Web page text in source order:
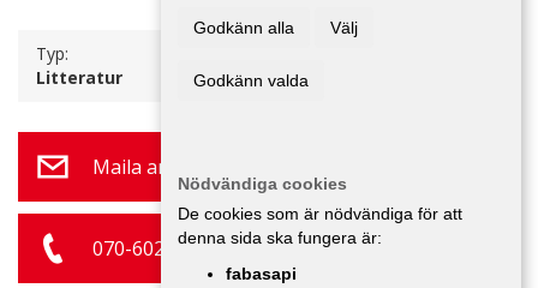
Typ:
Litteratur
Maila annonsör
070-602 70 71
Godkänn alla Välj
Godkänn valda
Nödvändiga cookies
De cookies som är nödvändiga för att
denna sida ska fungera är:
fabasapi